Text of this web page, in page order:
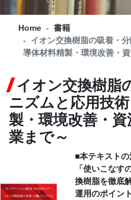
COMPANY
Q&A
SITE MAP
Home
書籍
イオン交換樹脂の吸着・
導体材料精製・環境改善・
イオン交換樹脂
ニズムと応用技
製・環境改善・
業まで～
■本テキスト
「使いこなす
換樹脂を徹底
運用のポイン